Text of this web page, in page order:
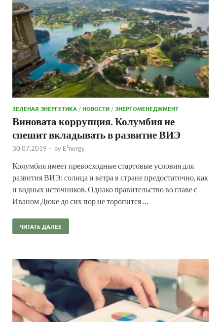
ЗЕЛЕНАЯ ЭНЕРГЕТИКА /НОВОСТИ /ЭНЕРГОМЕНЕДЖМЕНТ
Виновата коррупция. Колумбия не
спешит вкладывать в развитие ВИЭ
30.07.2019 - by E²nergy
Колумбия имеет превосходные стартовые условия для
развития ВИЭ: солнца и ветра в стране предостаточно, как
и водных источников. Однако правительство во главе с
Иваном Дюке до сих пор не торопится …
ЧИТАТЬ ДАЛЕЕ